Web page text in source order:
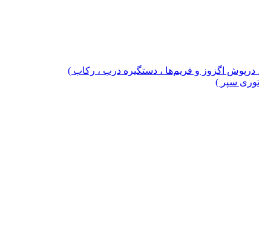
، درپوش اگزوز و فریم‌ها ، دستگیره درب ، رکاب )
توری سپر )